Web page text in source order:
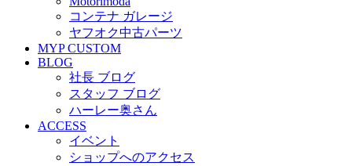
コンテナ ガレージ
ヤフオク中古パーツ
MYP CUSTOM
BLOG
社長 ブログ
スタッフ ブログ
ハーレー奥さん
ACCESS
イベント
ショップへのアクセス